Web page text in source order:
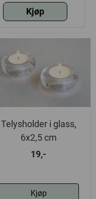
Kjøp
Telysholder i glass,
6x2,5 cm
19,-
Kjøp